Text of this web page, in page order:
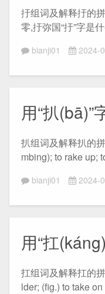
扜组词及解释扜的
零,扜弥国“扜”字是
bianji01 2024-
用“扒(bā)”
扒组词及解释扒的
mbing); to rake up;
bianji01 2024-
用“扛
扛组词及解释扛的
lder; (fig.) to take